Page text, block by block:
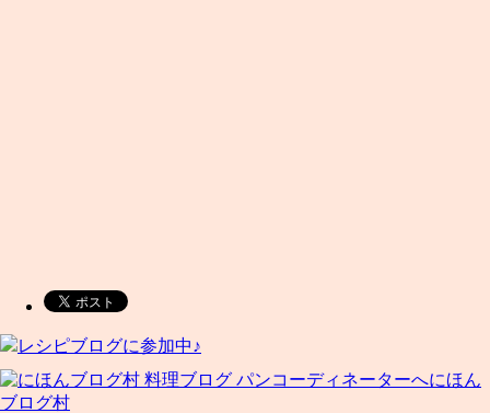
レシピブログに参加中♪
にほん
ブログ村